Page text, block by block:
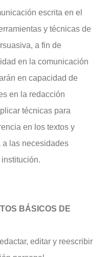
escrita en el
y técnicas de
a fin de
en la comunicación
en capacidad de
en la redacción
técnicas para
en los textos y
a las necesidades
BÁSICOS DE
editar y reescribir